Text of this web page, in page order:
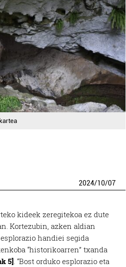
2024/10/07
kideek zeregitekoa ez dute
Kortezubin, azken aldian
handiei segida
“historikoarren” txanda
5]. “Bost orduko esplorazio eta